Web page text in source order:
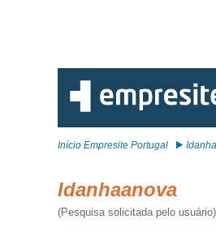
Início Empresite Portugal
Idanhaanova
(Pesquisa solicitada pelo usuário)